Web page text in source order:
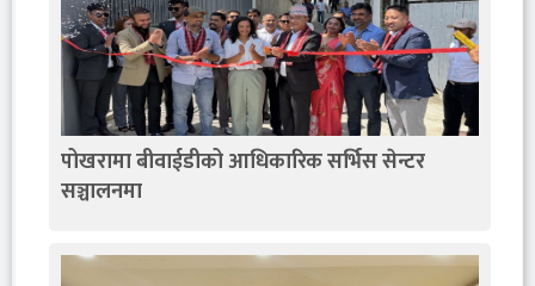
पोखरामा बीवाईडीको आधिकारिक सर्भिस सेन्टर
सञ्चालनमा